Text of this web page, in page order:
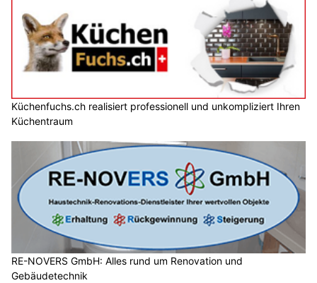
Küchenfuchs.ch realisiert professionell und unkompliziert Ihren
Küchentraum
RE-NOVERS GmbH: Alles rund um Renovation und
Gebäudetechnik